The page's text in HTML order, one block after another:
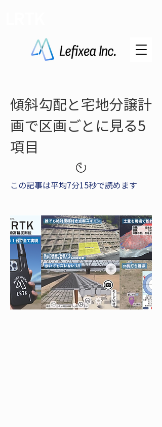
傾斜勾配と宅地分譲計
画で区画ごとに見る5
項目
この記事は平均7分15秒で読めます